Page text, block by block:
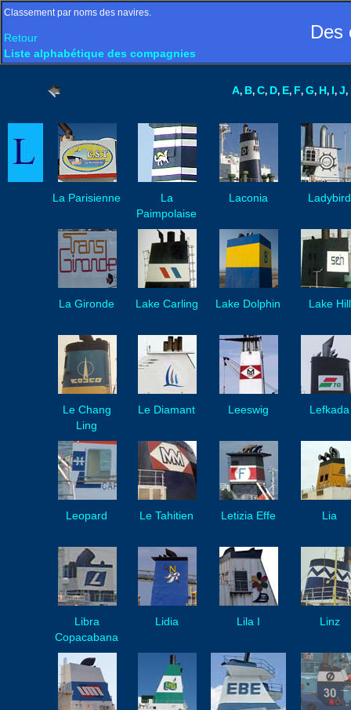
Classement par noms des navires.
Retour
Liste alphabétique des compagnies
Des
A, B,C, D, E, F,G, H, I,J,
La Parisienne
La
Paimpolaise
Laconia Ladybird
La Gironde Lake Carling Lake Dolphin Lake Hill
Le Chang
Ling
Le Diamant Leeswig Lefkada
Leopard Le Tahitien Letizia Effe Lia
Libra
Copacabana
Lidia Lila I Linz